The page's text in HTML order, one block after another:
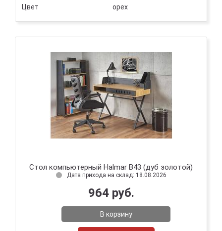
Цвет
орех
Стол компьютерный Halmar B43 (дуб золотой)
Дата прихода на склад: 18.08.2026
964 руб.
В корзину